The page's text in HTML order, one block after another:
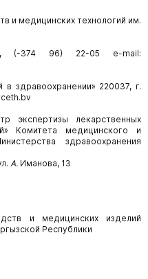
и медицинских технологий им.
(-374 96) 22-05 e-mail:
здравоохранении» 220037, г.
экспертизы лекарственных
Комитета медицинского и
здравоохранения
А. Иманова, 13
и медицинских изделий
Республики